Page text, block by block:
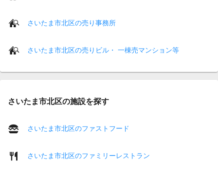
さいたま市北区の売り事務所
さいたま市北区の売りビル・ 一棟売マンション等
さいたま市北区の施設を探す
さいたま市北区のファストフード
さいたま市北区のファミリーレストラン